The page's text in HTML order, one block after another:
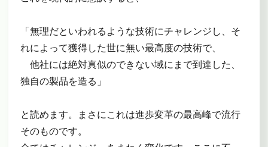
「無理だといわれるような技術にチャレンジし、そ
れによって獲得した世に無い最高度の技術で、
他社には絶対真似のできない域にまで到達した、
独自の製品を造る」
と読めます。まさにこれは進歩変革の最高峰で流行
そのものです。